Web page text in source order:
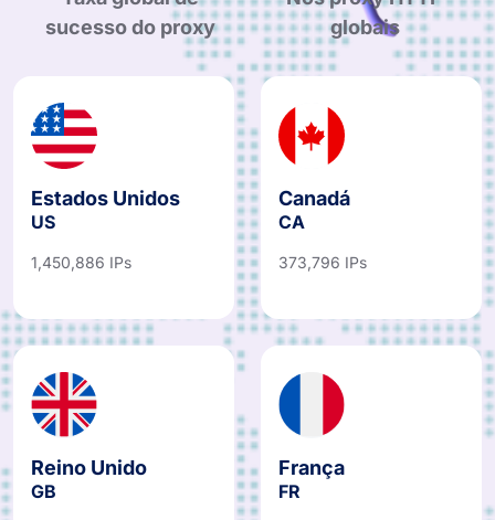
sucesso do proxy
globais
Estados Unidos
US
1,450,886 IPs
Canadá
CA
373,796 IPs
Reino Unido
GB
França
FR